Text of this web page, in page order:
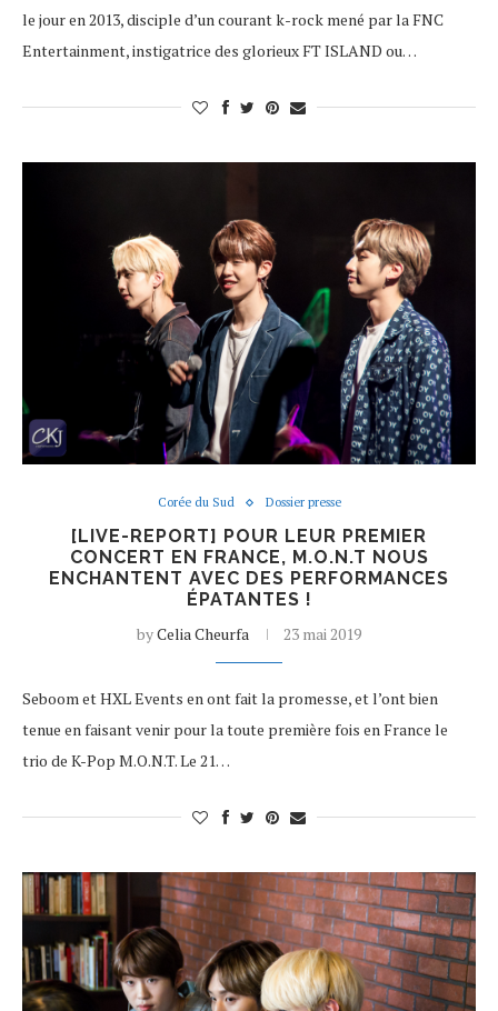
le jour en 2013, disciple d’un courant k-rock mené par la FNC
Entertainment, instigatrice des glorieux FT ISLAND ou…
Corée du Sud Dossier presse
[LIVE-REPORT] POUR LEUR PREMIER
CONCERT EN FRANCE, M.O.N.T NOUS
ENCHANTENT AVEC DES PERFORMANCES
ÉPATANTES !
byCelia Cheurfa 23 mai 2019
Seboom et HXL Events en ont fait la promesse, et l’ont bien
tenue en faisant venir pour la toute première fois en France le
trio de K-Pop M.O.N.T. Le 21…